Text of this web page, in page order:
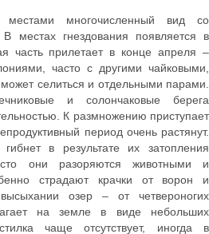
местами многочисленный вид со
В местах гнездования появляется в
часть прилетает в конце апреля –
часто с другими чайковыми,
селиться и отдельными парами.
и солончаковые берега
К размножению приступает
период очень растянут.
в результате их затопления
они разоряются животными и
страдают крачки от ворон и
озер – от четвероногих
на земле в виде небольших
чаще отсутствует, иногда в